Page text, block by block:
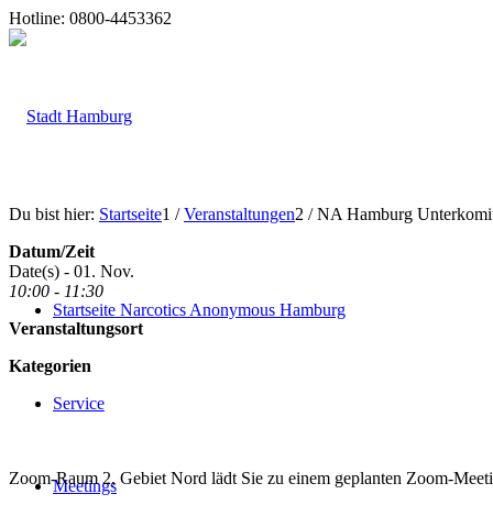
Hotline: 0800-4453362
Startseite Narcotics Anonymous Hamburg
Meetings
Du bist hier: Startseite1 / Veranstaltungen2 / NA Hamburg
Datum/Zeit
Date(s) - 01. Nov.
10:00 - 11:30
Veranstaltungsort
Kategorien
Service
Zoom-Raum 2, Gebiet Nord lädt Sie zu einem geplanten Zoom-